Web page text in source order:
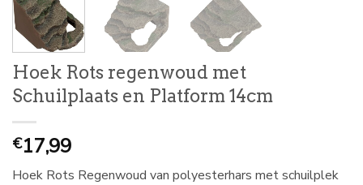
Hoek Rots regenwoud met
Schuilplaats en Platform 14cm
€17,99
Hoek Rots Regenwoud van polyesterhars met schuilplek